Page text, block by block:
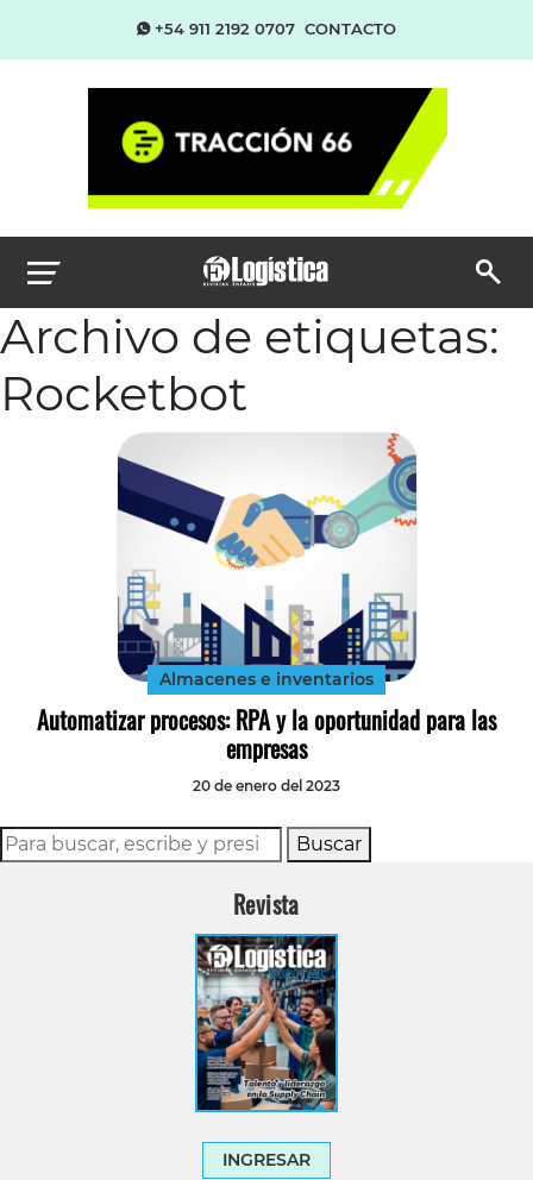
+54 911 2192 0707 CONTACTO
Archivo de etiquetas:
Rocketbot
Almacenes e inventarios
Automatizar procesos: RPA y la oportunidad para las
empresas
20 de enero del 2023
Buscar
Revista
INGRESAR